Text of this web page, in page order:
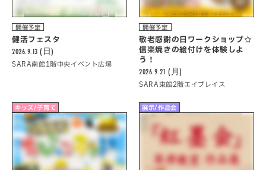
開催予定
健活フェスタ
2026.9.13 (日)
SARA南館1階中央イベント広場
開催予定
敬老感謝の日ワークショップ☆
信楽焼きの絵付けを体験しよ
う！
2026.9.21 (月)
SARA東館2階エイプレイス
キッズ/子育て 展示/作品会